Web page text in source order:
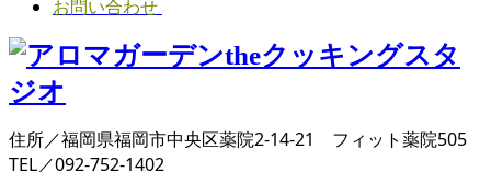
お問い合わせ
住所／福岡県福岡市中央区薬院2-14-21 フィット薬院505
TEL／092-752-1402